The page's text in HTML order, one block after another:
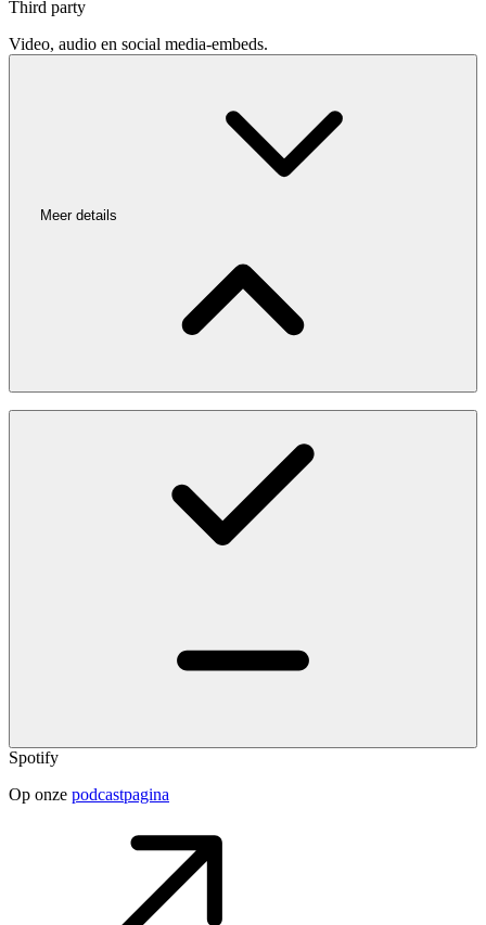
Third party
Video, audio en social media-embeds.
Meer details
Spotify
Op onze podcastpagina